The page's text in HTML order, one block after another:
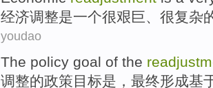
经济调整是一个很艰巨、 很复杂
youdao
The policy goal of the
调整的政策目标是 ， 最终形成基